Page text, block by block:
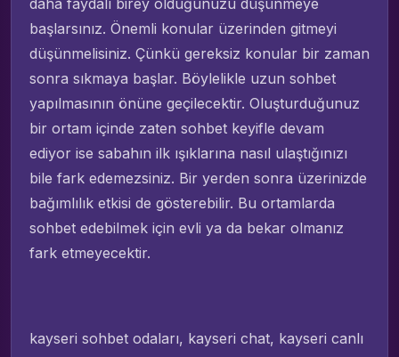
daha faydalı birey olduğunuzu düşünmeye
başlarsınız. Önemli konular üzerinden gitmeyi
düşünmelisiniz. Çünkü gereksiz konular bir zaman
sonra sıkmaya başlar. Böylelikle uzun sohbet
yapılmasının önüne geçilecektir. Oluşturduğunuz
bir ortam içinde zaten sohbet keyifle devam
ediyor ise sabahın ilk ışıklarına nasıl ulaştığınızı
bile fark edemezsiniz. Bir yerden sonra üzerinizde
bağımlılık etkisi de gösterebilir. Bu ortamlarda
sohbet edebilmek için evli ya da bekar olmanız
fark etmeyecektir.
kayseri sohbet odaları, kayseri chat, kayseri canlı